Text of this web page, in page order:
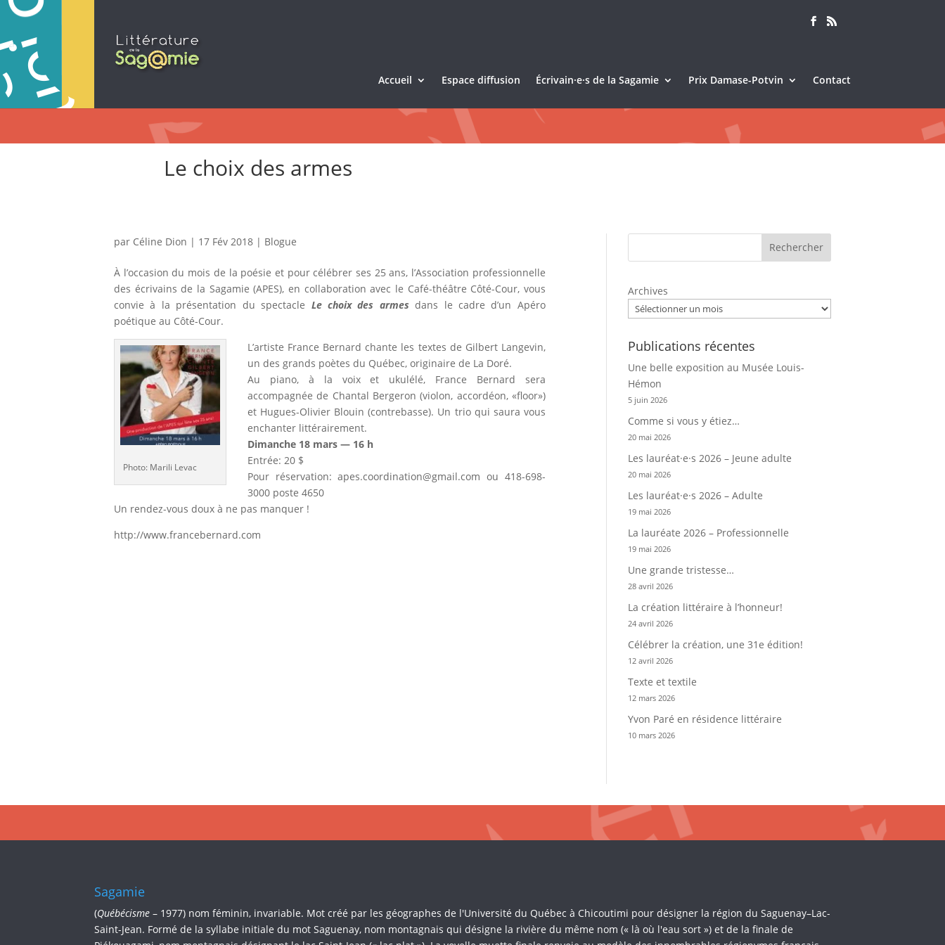
Accueil Espace diffusion Écrivain·e·s de la Sagamie Prix Damase-Potvin Contact
Le choix des armes
par Céline Dion | 17 Fév 2018 | Blogue
À l’occasion du mois de la poésie et pour célébrer ses 25 ans, l’Association professionnelle
des écrivains de la Sagamie (APES), en collaboration avec le Café-théâtre Côté-Cour, vous
convie à la présentation du spectacle Le choix des armes dans le cadre d’un Apéro
poétique au Côté-Cour.
Photo: Marili Levac
L’artiste France Bernard chante les textes de Gilbert Langevin,
un des grands poètes du Québec, originaire de La Doré.
Au piano, à la voix et ukulélé, France Bernard sera
accompagnée de Chantal Bergeron (violon, accordéon, «floor»)
et Hugues-Olivier Blouin (contrebasse). Un trio qui saura vous
enchanter littérairement.
Dimanche 18 mars — 16 h
Entrée: 20 $
Pour réservation: apes.coordination@gmail.com ou 418-698-
3000 poste 4650
Un rendez-vous doux à ne pas manquer !
http://www.francebernard.com
Rechercher
Archives
Publications récentes
Une belle exposition au Musée Louis-
Hémon
5 juin 2026
Comme si vous y étiez…
20 mai 2026
Les lauréat·e·s 2026 – Jeune adulte
20 mai 2026
Les lauréat·e·s 2026 – Adulte
19 mai 2026
La lauréate 2026 – Professionnelle
19 mai 2026
Une grande tristesse…
28 avril 2026
La création littéraire à l’honneur!
24 avril 2026
Célébrer la création, une 31e édition!
12 avril 2026
Texte et textile
12 mars 2026
Yvon Paré en résidence littéraire
10 mars 2026
Sagamie
(Québécisme– 1977) nom féminin, invariable. Mot créé par les géographes de l'Université du Québec à Chicoutimi pour désigner la région du Saguenay–Lac-
Saint-Jean. Formé de la syllabe initiale du mot Saguenay, nom montagnais qui désigne la rivière du même nom (« là où l'eau sort ») et de la finale de